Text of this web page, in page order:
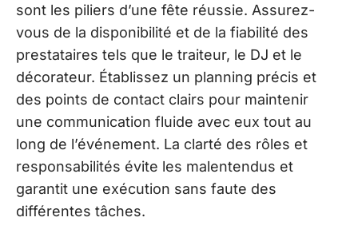
sont les piliers d’une fête réussie. Assurez-
vous de la disponibilité et de la fiabilité des
prestataires tels que le traiteur, le DJ et le
décorateur. Établissez un planning précis et
des points de contact clairs pour maintenir
une communication fluide avec eux tout au
long de l’événement. La clarté des rôles et
responsabilités évite les malentendus et
garantit une exécution sans faute des
différentes tâches.